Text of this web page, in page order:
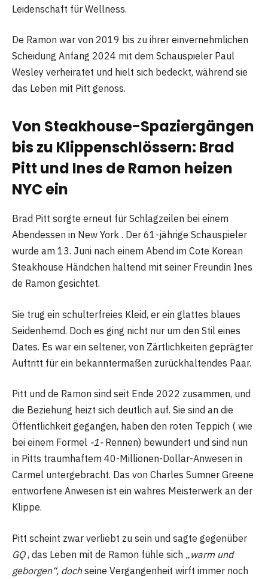
Leidenschaft für Wellness.
De Ramon war von 2019 bis zu ihrer einvernehmlichen
Scheidung Anfang 2024 mit dem Schauspieler Paul
Wesley verheiratet und hielt sich bedeckt, während sie
das Leben mit Pitt genoss.
Von Steakhouse-Spaziergängen
bis zu Klippenschlössern: Brad
Pitt und Ines de Ramon heizen
NYC ein
Brad Pitt sorgte erneut für Schlagzeilen bei einem
Abendessen in New York . Der 61-jährige Schauspieler
wurde am 13. Juni nach einem Abend im Cote Korean
Steakhouse Händchen haltend mit seiner Freundin Ines
de Ramon gesichtet.
Sie trug ein schulterfreies Kleid, er ein glattes blaues
Seidenhemd. Doch es ging nicht nur um den Stil eines
Dates. Es war ein seltener, von Zärtlichkeiten geprägter
Auftritt für ein bekanntermaßen zurückhaltendes Paar.
Pitt und de Ramon sind seit Ende 2022 zusammen, und
die Beziehung heizt sich deutlich auf. Sie sind an die
Öffentlichkeit gegangen, haben den roten Teppich ( wie
bei einem Formel -1-Rennen) bewundert und sind nun
in Pitts traumhaftem 40-Millionen-Dollar-Anwesen in
Carmel untergebracht. Das von Charles Sumner Greene
entworfene Anwesen ist ein wahres Meisterwerk an der
Klippe.
Pitt scheint zwar verliebt zu sein und sagte gegenüber
GQ, das Leben mit de Ramon fühle sich „warm und
geborgen“, dochseine Vergangenheit wirft immer noch